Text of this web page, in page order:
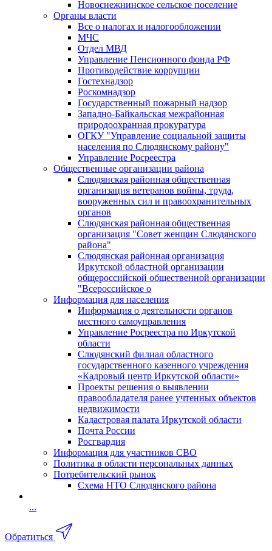
Новоснежнинское сельское поселение
Органы власти
Все о налогах и налогообложении
МЧС
Отдел МВД
Управление Пенсионного фонда РФ
Противодействие коррупции
Гостехнадзор
Роскомнадзор
Государственный пожарный надзор
Западно-Байкальская межрайонная
природоохранная прокуратура
ОГКУ "Управление социальной защиты
населения по Слюдянскому району"
Управление Росреестра
Общественные организации района
Слюдянская районная общественная
организация ветеранов войны, труда,
вооруженных сил и правоохранительных
органов
Слюдянская районная общественная
организация "Совет женщин Слюдянского
района"
Слюдянская районная организация
Иркутской областной организации
общероссийской общественной организации
"Всероссийское о
Информация для населения
Информация о деятельности органов
местного самоуправления
Управление Росреестра по Иркутской
области
Слюдянский филиал областного
государственного казенного учреждения
«Кадровый центр Иркутской области»
Проекты решения о выявлении
правообладателя ранее учтенных объектов
недвижимости
Кадастровая палата Иркутской области
Почта России
Росгвардия
Информация для участников СВО
Политика в области персональных данных
Потребительский рынок
Схема НТО Слюдянского района
...
Обратиться